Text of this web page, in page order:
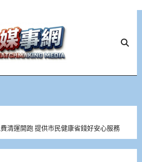
清運開跑 提供市民健康省錢好安心服務